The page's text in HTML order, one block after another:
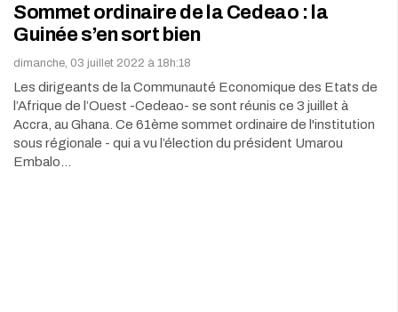
Sommet ordinaire de la Cedeao : la
Guinée s’en sort bien
dimanche, 03 juillet 2022 à 18h:18
Les dirigeants de la Communauté Economique des Etats de
l’Afrique de l’Ouest -Cedeao- se sont réunis ce 3 juillet à
Accra, au Ghana. Ce 61ème sommet ordinaire de l'institution
sous régionale - qui a vu l’élection du président Umarou
Embalo…